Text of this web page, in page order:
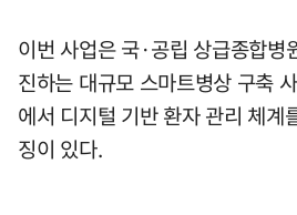
이번 사업은 국·공립 상급종합병
진하는 대규모 스마트병상 구축
에서 디지털 기반 환자 관리 체계
징이 있다.